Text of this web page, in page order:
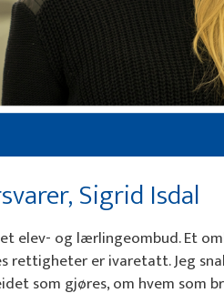
Sigrid Isdal
elev- og lærlingeombud. Et
er ivaretatt. Jeg
som gjøres, om hvem som